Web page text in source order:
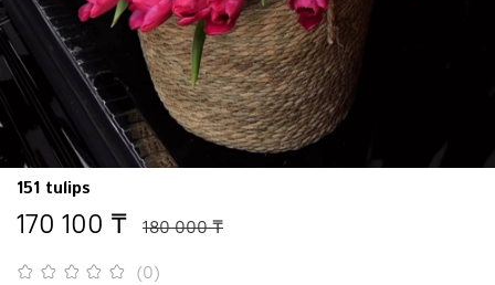
(0)
151 tulips
170 100 ₸ 180 000 ₸